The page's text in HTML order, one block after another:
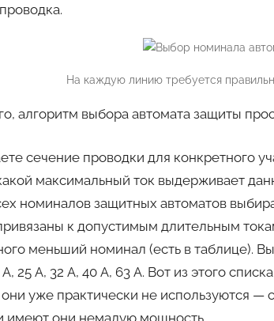
На каждую линию требуется
алгоритм выбора автомата защиты
сечение проводки для конкретного
максимальный ток выдерживает
номиналов защитных автоматов
к допустимым длительным
меньший номинал (есть в таблице).
25 А, 32 А, 40 А, 63 А. Вот из этого
уже практически не используются —
имеют они немалую мощность.